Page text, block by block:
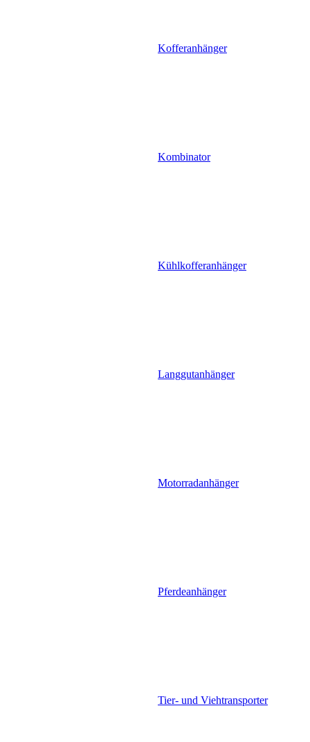
Kofferanhänger
Kombinator
Kühlkofferanhänger
Langgutanhänger
Motorradanhänger
Pferdeanhänger
Tier- und Viehtransporter